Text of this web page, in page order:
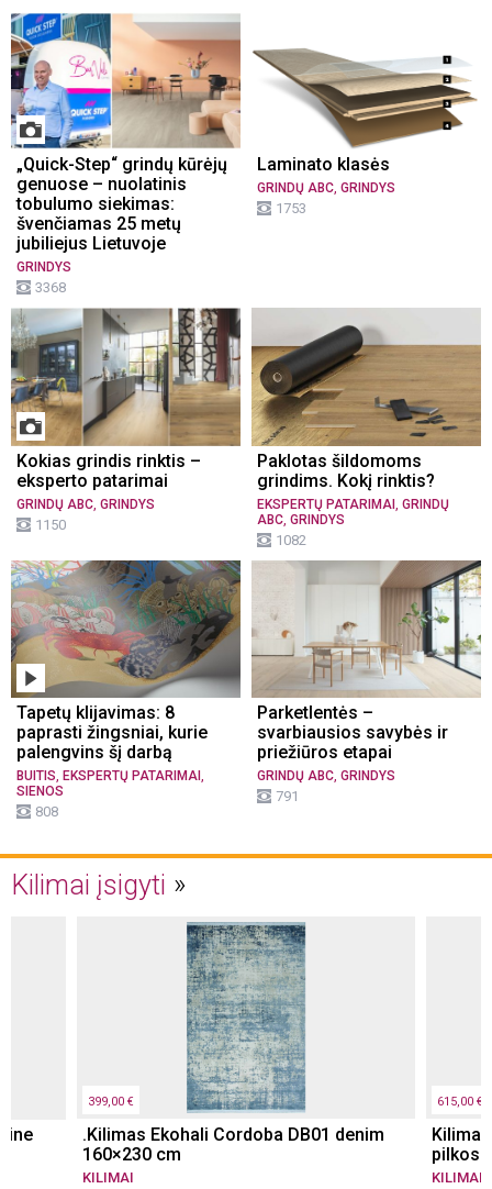
„Quick-Step“ grindų kūrėjų
genuose – nuolatinis
tobulumo siekimas:
švenčiamas 25 metų
jubiliejus Lietuvoje
GRINDYS
3368
Laminato klasės
GRINDŲ ABC, GRINDYS
1753
Kokias grindis rinktis –
eksperto patarimai
GRINDŲ ABC GRINDYS
1150
Paklotas šildomoms
grindims. Kokį rinktis?
EKSPERTŲ PATARIMAI GRINDŲ
ABC GRINDYS
1082
Tapetų klijavimas: 8
paprasti žingsniai, kurie
palengvins šį darbą
BUITIS EKSPERTŲ PATARIMAI
SIENOS
808
Parketlentės –
svarbiausios savybės ir
priežiūros etapai
GRINDŲ ABC GRINDYS
791
Kilimai įsigyti
399,00 €
.Kilimas Ekohali Cordoba DB01 denim
160×230 cm
KILIMAI
615,00 €
pilkos
KILIMAI